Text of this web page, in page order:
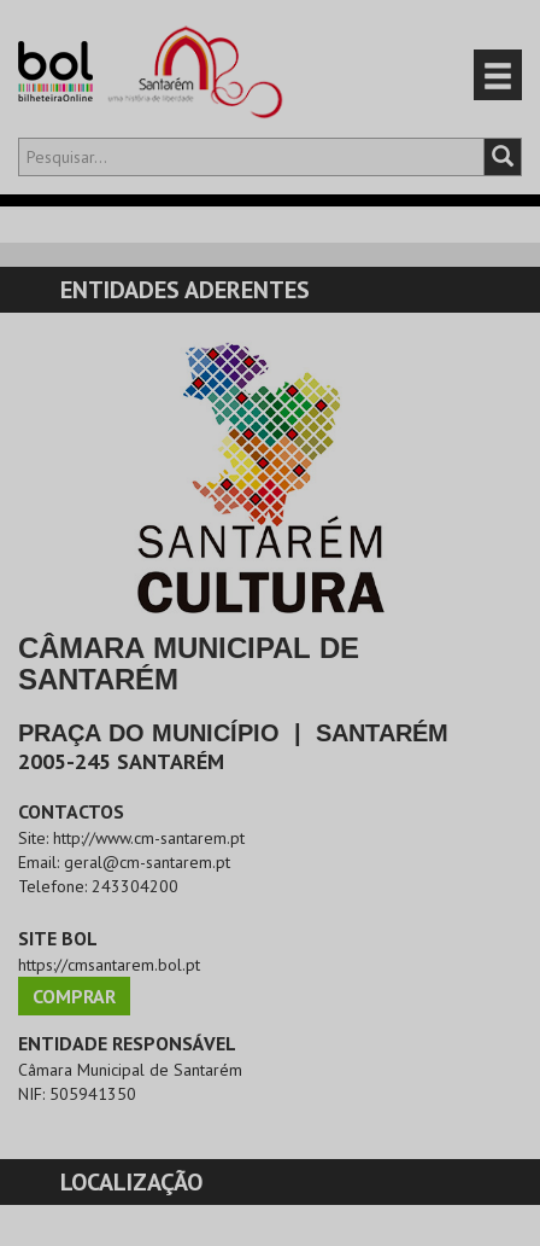
Olá,iniciar sessão
CARRINHO
EVENTOS
ENTIDADES ADERENTES
CÂMARA MUNICIPAL DE
SANTARÉM
PRAÇA DO MUNICÍPIO SANTARÉM
2005-245 SANTARÉM
CONTACTOS
Site: http://www.cm-santarem.pt
Email: geral@cm-santarem.pt
Telefone: 243304200
SITE BOL
https://cmsantarem.bol.pt
COMPRAR
ENTIDADE RESPONSÁVEL
Câmara Municipal de Santarém
NIF: 505941350
LOCALIZAÇÃO